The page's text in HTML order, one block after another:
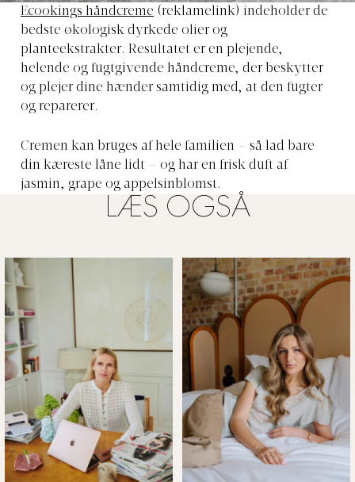
Ecookings håndcreme (reklamelink) indeholder de
bedste økologisk dyrkede olier og
planteekstrakter. Resultatet er en plejende,
helende og fugtgivende håndcreme, der beskytter
og plejer dine hænder samtidig med, at den fugter
og reparerer.
Cremen kan bruges af hele familien – så lad bare
din kæreste låne lidt – og har en frisk duft af
jasmin, grape og appelsinblomst.
LÆS OGSÅ